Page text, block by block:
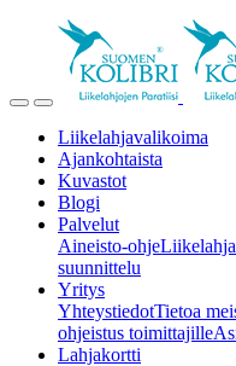
Liikelahjavalikoima
Ajankohtaista
Kuvastot
Blogi
Palvelut
Aineisto-ohje
suunnittelu
Yritys
YhteystiedotTietoa
ohjeistus toimittajille
Lahjakortti